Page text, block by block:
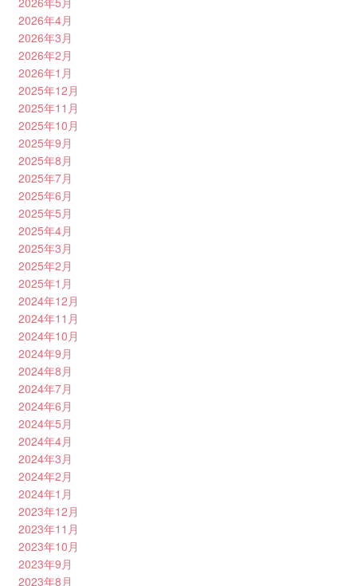
2026年4月
2026年3月
2026年2月
2026年1月
2025年12月
2025年11月
2025年10月
2025年9月
2025年8月
2025年7月
2025年6月
2025年5月
2025年4月
2025年3月
2025年2月
2025年1月
2024年12月
2024年11月
2024年10月
2024年9月
2024年8月
2024年7月
2024年6月
2024年5月
2024年4月
2024年3月
2024年2月
2024年1月
2023年12月
2023年11月
2023年10月
2023年9月
2023年8月